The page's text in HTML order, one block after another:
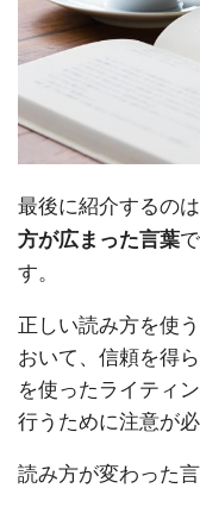
最後に紹介するのは
方が広まった言葉
す。
正しい読み方を使
おいて、信頼を得
を使ったライティ
行うために注意が必
読み方が変わった